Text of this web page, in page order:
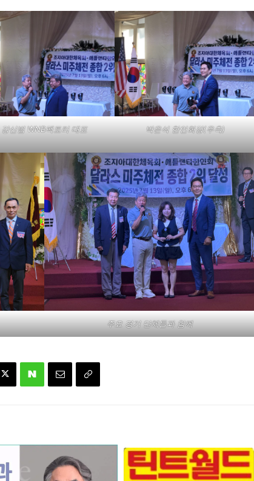
강신범 WNB팩토리 대표 박은석 한인회장(우측)
주요 경기 단체들과 함께